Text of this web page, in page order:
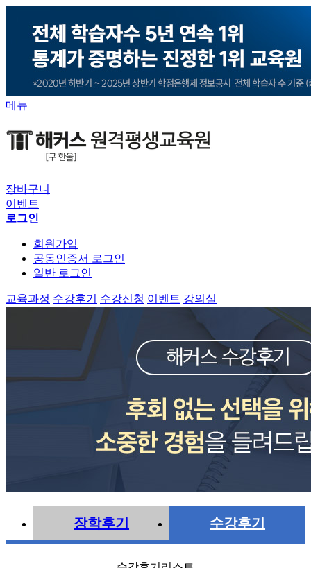
메뉴
장바구니
이벤트
로그인
회원가입
공동인증서 로그인
일반 로그인
교육과정 수강후기 수강신청 이벤트 강의실
장학후기 수강후기